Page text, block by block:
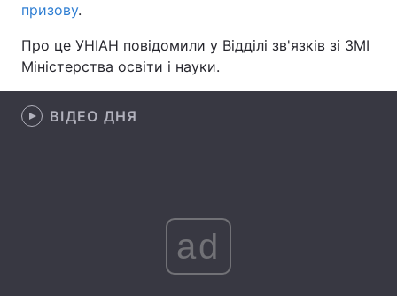
Спорт
Техно і зв'язок
Регіони
призову.
Про це УНІАН повідомили у Відділі зв'язків зі ЗМІ
Міністерства освіти і науки.
ВІДЕО ДНЯ
ad